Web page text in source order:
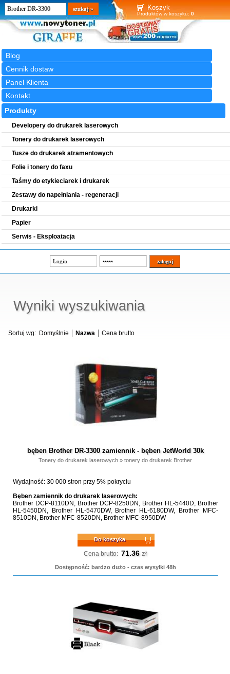
Koszyk
Produktów w koszyku: 0
Blog
Cennik dostaw
Panel Klienta
Kontakt
Wyszukiwarka
szukaj
Produkty
Developery do drukarek laserowych
Tonery do drukarek laserowych
Tusze do drukarek atramentowych
Folie i tonery do faxu
Taśmy do etykieciarek i drukarek
Zestawy do napełniania - regeneracji
Drukarki
Papier
Serwis - Eksploatacja
Wyniki wyszukiwania
Sortuj wg: Domyślnie Nazwa Cena brutto
bęben Brother DR-3300 zamiennik - bęben JetWorld 30k
Tonery do drukarek laserowych »tonery do drukarek Brother
Wydajność: 30 000 stron przy 5% pokryciu
Bęben zamiennik do drukarek laserowych:
Brother DCP-8110DN, Brother DCP-8250DN, Brother HL-5440D, Brother
HL-5450DN, Brother HL-5470DW, Brother HL-6180DW, Brother MFC-
8510DN, Brother MFC-8520DN, Brother MFC-8950DW
Do koszyka
Cena brutto: 71.36 zł
Dostępność: bardzo dużo - czas wysyłki 48h